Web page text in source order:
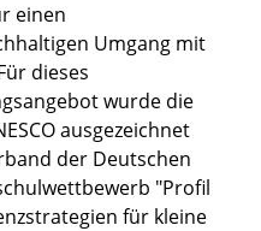
einen
Umgang mit
dieses
wurde die
ausgezeichnet
der Deutschen
"Profil
für kleine